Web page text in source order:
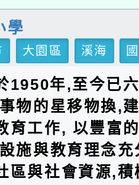
學
大園區 溪海
1950年,至今已
物的星移物換,
育工作, 以豐富
施與教育理念
區與社會資源,